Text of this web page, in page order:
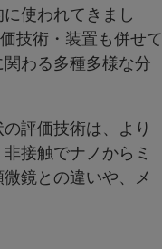
使われてきまし
技術・装置も併せて
わる多種多様な分
評価技術は、より
接触でナノからミ
鏡との違いや、メ